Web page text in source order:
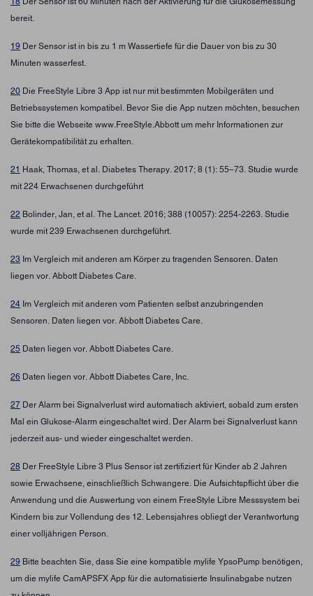
bereit.
19 Der Sensor ist in bis zu 1 m Wassertiefe für die Dauer von bis zu 30
Minuten wasserfest.
20 Die FreeStyle Libre 3 App ist nur mit bestimmten Mobilgeräten und
Betriebssystemen kompatibel. Bevor Sie die App nutzen möchten, besuchen
Sie bitte die Webseite www.FreeStyle.Abbott um mehr Informationen zur
Gerätekompatibilität zu erhalten.
21 Haak, Thomas, et al. Diabetes Therapy. 2017; 8 (1): 55–73. Studie wurde
mit 224 Erwachsenen durchgeführt
22 Bolinder, Jan, et al. The Lancet. 2016; 388 (10057): 2254-2263. Studie
wurde mit 239 Erwachsenen durchgeführt.
23 Im Vergleich mit anderen am Körper zu tragenden Sensoren. Daten
liegen vor. Abbott Diabetes Care.
24 Im Vergleich mit anderen vom Patienten selbst anzubringenden
Sensoren. Daten liegen vor. Abbott Diabetes Care.
25 Daten liegen vor. Abbott Diabetes Care.
26 Daten liegen vor. Abbott Diabetes Care, Inc.
27 Der Alarm bei Signalverlust wird automatisch aktiviert, sobald zum ersten
Mal ein Glukose-Alarm eingeschaltet wird. Der Alarm bei Signalverlust kann
jederzeit aus- und wieder eingeschaltet werden.
28 Der FreeStyle Libre 3 Plus Sensor ist zertifiziert für Kinder ab 2 Jahren
sowie Erwachsene, einschließlich Schwangere. Die Aufsichtspflicht über die
Anwendung und die Auswertung von einem FreeStyle Libre Messsystem bei
Kindern bis zur Vollendung des 12. Lebensjahres obliegt der Verantwortung
einer volljährigen Person.
29 Bitte beachten Sie, dass Sie eine kompatible mylife YpsoPump benötigen,
um die mylife CamAPSFX App für die automatisierte Insulinabgabe nutzen